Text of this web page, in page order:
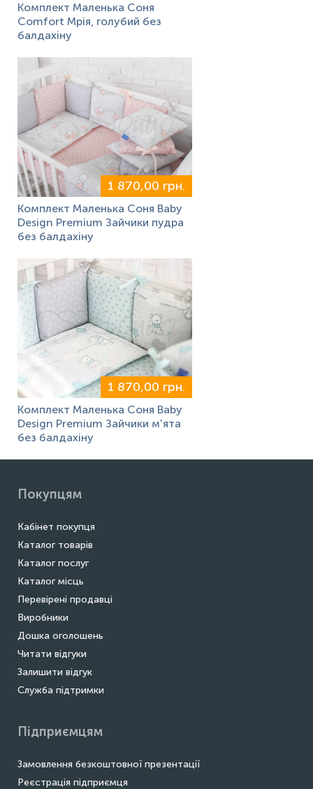
Комплект Маленька Соня
Comfort Мрія, голубий без
балдахіну
1 870,00 грн.
Комплект Маленька Соня Baby
Design Premium Зайчики пудра
без балдахіну
1 870,00 грн.
Комплект Маленька Соня Baby
Design Premium Зайчики м'ята
без балдахіну
Покупцям
Кабінет покупця
Каталог товарів
Каталог послуг
Каталог місць
Перевірені продавці
Виробники
Дошка оголошень
Читати відгуки
Залишити відгук
Служба підтримки
Підприємцям
Замовлення безкоштовної презентації
Реєстрація підприємця